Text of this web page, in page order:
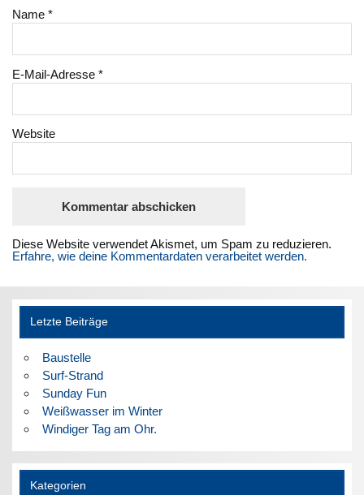
Name*
E-Mail-Adresse*
Website
Diese Website verwendet Akismet, um Spam zu reduzieren.
Erfahre, wie deine Kommentardaten verarbeitet werden.
Letzte Beiträge
Baustelle
Surf-Strand
Sunday Fun
Weißwasser im Winter
Windiger Tag am Ohr.
Kategorien